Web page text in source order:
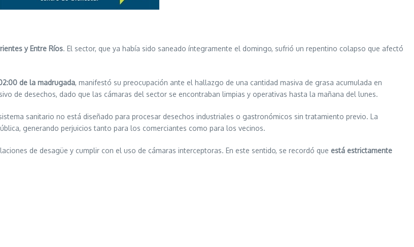
y Entre Ríos. El sector, que ya había sido saneado íntegramente el domingo, sufrió un repentino colapso que afectó
de la madrugada, manifestó su preocupación ante el hallazgo de una cantidad masiva de grasa acumulada en
de desechos, dado que las cámaras del sector se encontraban limpias y operativas hasta la mañana del lunes.
sanitario no está diseñado para procesar desechos industriales o gastronómicos sin tratamiento previo. La
generando perjuicios tanto para los comerciantes como para los vecinos.
de desagüe y cumplir con el uso de cámaras interceptoras. En este sentido, se recordó que está estrictamente